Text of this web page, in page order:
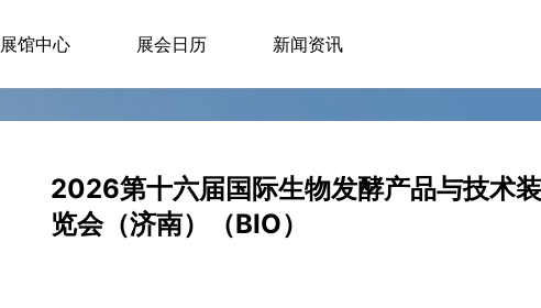
展馆中心 展会日历 新闻资讯
2026第十六届国际生物发酵产品与技术
览会（济南）（BIO）